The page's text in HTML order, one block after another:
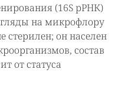
(16S рРНК)
на микрофлору
стерилен; он населен
состав
от статуса